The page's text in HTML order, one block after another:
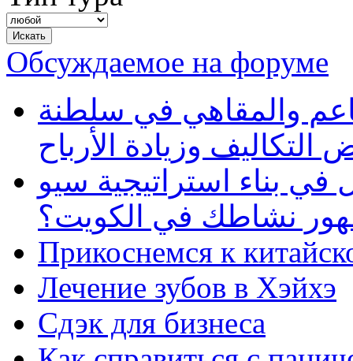
Обсуждаемое на форуме
والمقاهي في سلطنة
وزيادة الأرباح
بناء استراتيجية سيو
نشاطك في الكويت؟
Прикоснемся к
Лечение зубов в Хэйхэ
Сдэк для бизнеса